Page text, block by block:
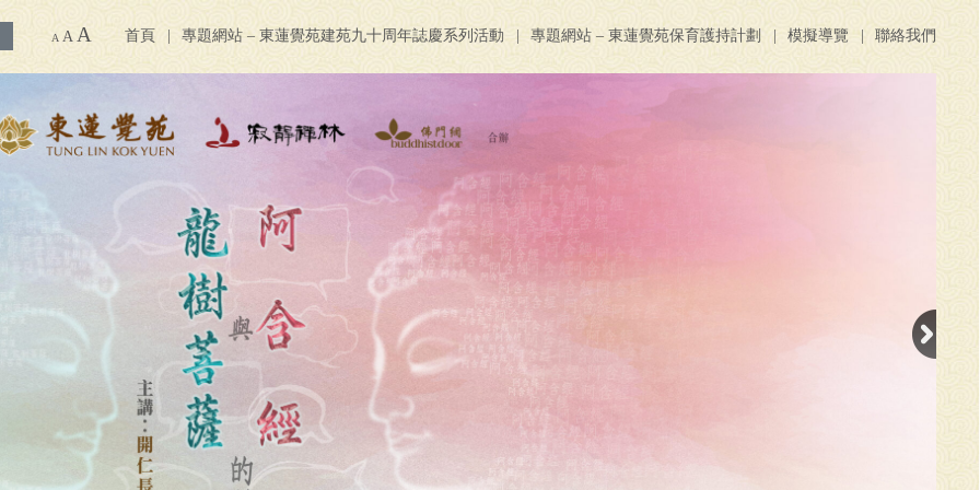
首頁 專題網站 – 東蓮覺苑建苑九十周年誌慶系列活動 專題網站 – 東蓮覺苑保育護持計劃 模擬導覽 聯絡我們
A A A